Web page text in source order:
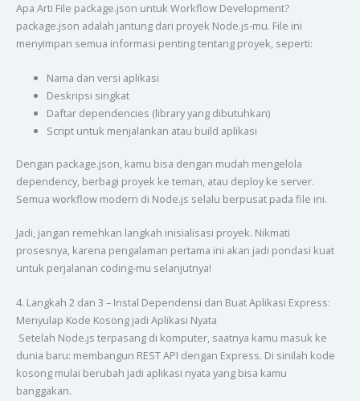
Apa Arti File package.json untuk Workflow Development?
package.json adalah jantung dari proyek Node.js-mu. File ini
menyimpan semua informasi penting tentang proyek, seperti:
Nama dan versi aplikasi
Deskripsi singkat
Daftar dependencies (library yang dibutuhkan)
Script untuk menjalankan atau build aplikasi
Dengan package.json, kamu bisa dengan mudah mengelola
dependency, berbagi proyek ke teman, atau deploy ke server.
Semua workflow modern di Node.js selalu berpusat pada file ini.
Jadi, jangan remehkan langkah inisialisasi proyek. Nikmati
prosesnya, karena pengalaman pertama ini akan jadi pondasi kuat
untuk perjalanan coding-mu selanjutnya!
4. Langkah 2 dan 3 – Instal Dependensi dan Buat Aplikasi Express:
Menyulap Kode Kosong jadi Aplikasi Nyata
Setelah Node.js terpasang di komputer, saatnya kamu masuk ke
dunia baru: membangun REST API dengan Express. Di sinilah kode
kosong mulai berubah jadi aplikasi nyata yang bisa kamu
banggakan.